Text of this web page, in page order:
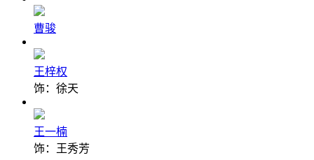
曹骏
王梓权
饰：徐天
王一楠
饰：王秀芳